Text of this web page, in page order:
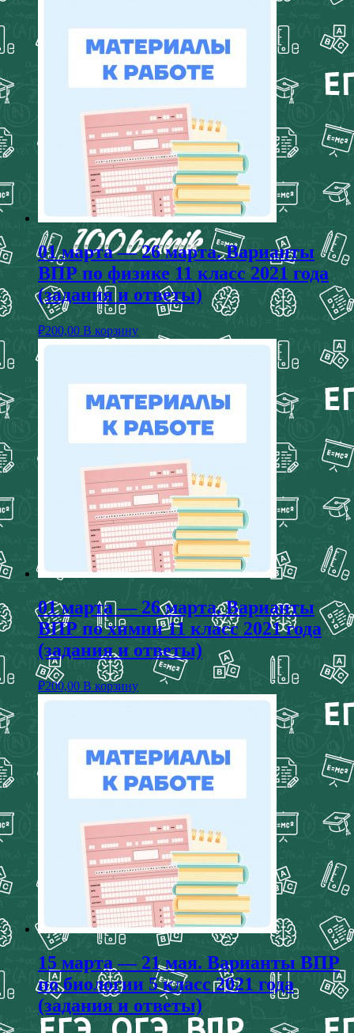
01 марта — 26 марта. Варианты
ВПР по физике 11 класс 2021 года
(задания и ответы)
₽200,00 В корзину
01 марта — 26 марта. Варианты
ВПР по химии 11 класс 2021 года
(задания и ответы)
₽200,00 В корзину
15 марта — 21 мая. Варианты ВПР
по биологии 5 класс 2021 года
(задания и ответы)